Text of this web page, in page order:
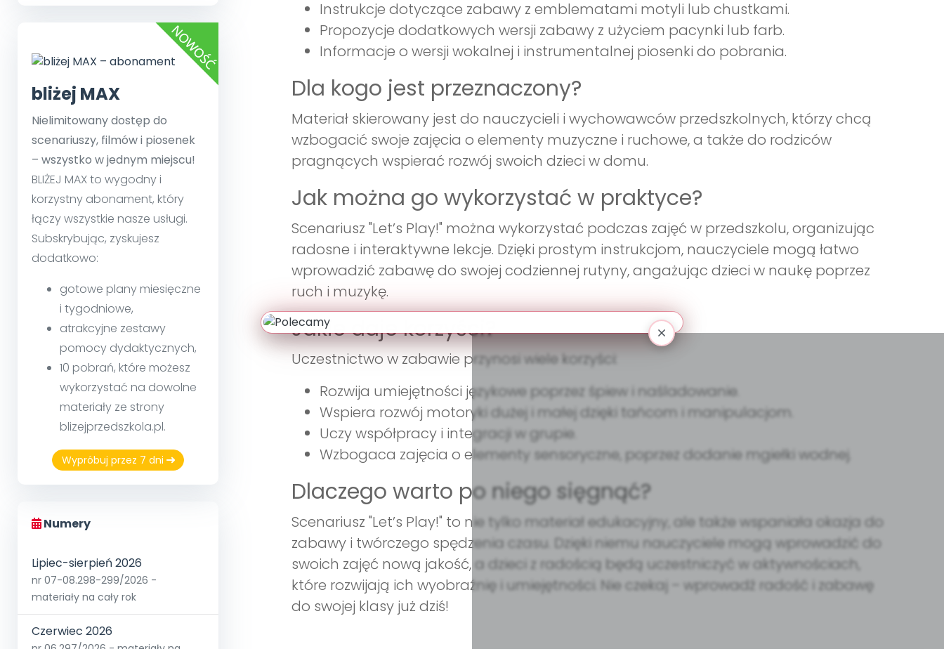
bliżej MAX
Nielimitowany dostęp do
scenariuszy, filmów i piosenek
– wszystko w jednym miejscu!
BLIŻEJ MAX to wygodny i
korzystny abonament, który
łączy wszystkie nasze usługi.
Subskrybując, zyskujesz
dodatkowo:
gotowe plany miesięczne
i tygodniowe,
atrakcyjne zestawy
pomocy dydaktycznych,
10 pobrań, które możesz
wykorzystać na dowolne
materiały ze strony
blizejprzedszkola.pl.
Wypróbuj przez 7 dni
Numery
Lipiec-sierpień 2026
nr 07-08.298-299/2026 -
materiały na cały rok
Czerwiec 2026
Instrukcje dotyczące zabawy z emblematami motyli lub chustkami.
Propozycje dodatkowych wersji zabawy z użyciem pacynki lub farb.
Informacje o wersji wokalnej i instrumentalnej piosenki do pobrania.
Dla kogo jest przeznaczony?
Materiał skierowany jest do nauczycieli i wychowawców przedszkolnych, którzy chcą
wzbogacić swoje zajęcia o elementy muzyczne i ruchowe, a także do rodziców
pragnących wspierać rozwój swoich dzieci w domu.
Jak można go wykorzystać w praktyce?
Scenariusz "Let’s Play!" można wykorzystać podczas zajęć w przedszkolu, organizując
radosne i interaktywne lekcje. Dzięki prostym instrukcjom, nauczyciele mogą łatwo
wprowadzić zabawę do swojej codziennej rutyny, angażując dzieci w naukę poprzez
ruch i muzykę.
Jakie daje korzyści?
Uczestnictwo w zabawie przynosi wiele korzyści:
Rozwija umiejętności językowe poprzez śpiew i naśladowanie.
Wspiera rozwój motoryki dużej i małej dzięki tańcom i manipulacjom.
Uczy współpracy i integracji w grupie.
Wzbogaca zajęcia o elementy sensoryczne, poprzez dodanie mgiełki wodnej.
Dlaczego warto po niego sięgnąć?
Scenariusz "Let’s Play!" to nie tylko materiał edukacyjny, ale także wspaniała okazja do
zabawy i twórczego spędzenia czasu. Dzięki niemu nauczyciele mogą wprowadzić do
swoich zajęć nową jakość, a dzieci z radością będą uczestniczyć w aktywnościach,
które rozwijają ich wyobraźnię i umiejętności. Nie czekaj – wprowadź radość i zabawę
do swojej klasy już dziś!